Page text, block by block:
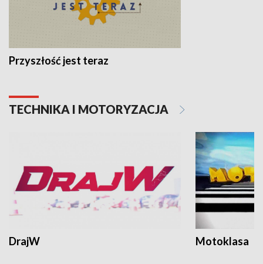
Przyszłość jest teraz
TECHNIKA I MOTORYZACJA
DrajW Motoklasa